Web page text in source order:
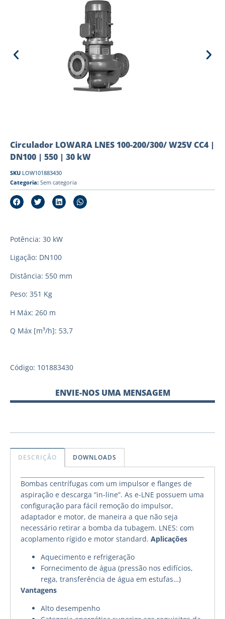
Circulador LOWARA LNES 100-200/300/ W25V CC4 |
DN100 | 550 | 30 kW
SKU LOW101883430
Categoria: Sem categoria
Potência: 30 kW
Ligação: DN100
Distância: 550 mm
Peso: 351 Kg
H Máx: 260 m
Q Máx [m³/h]: 53,7
Código: 101883430
ENVIE-NOS UMA MENSAGEM
DESCRIÇÃO DOWNLOADS
Bombas centrífugas com um impulsor e flanges de
aspiração e descarga “in-line”. As e-LNE possuem uma
configuração para fácil remoção do impulsor,
adaptador e motor, de maneira a que não seja
necessário retirar a bomba da tubagem. LNES: com
acoplamento rígido e motor standard. Aplicações
Aquecimento e refrigeração
Fornecimento de água (pressão nos edifícios,
rega, transferência de água em estufas…)
Vantagens
Alto desempenho